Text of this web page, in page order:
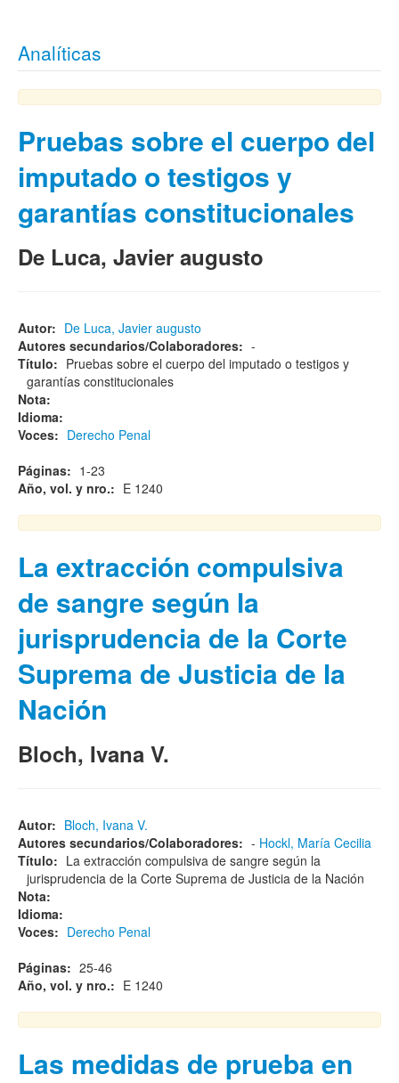
Analíticas
Pruebas sobre el cuerpo del
imputado o testigos y
garantías constitucionales
De Luca, Javier augusto
Autor: De Luca, Javier augusto
Autores secundarios/Colaboradores: -
Título: Pruebas sobre el cuerpo del imputado o testigos y
garantías constitucionales
Nota:
Idioma:
Voces: Derecho Penal
Páginas: 1-23
Año, vol. y nro.: E 1240
La extracción compulsiva
de sangre según la
jurisprudencia de la Corte
Suprema de Justicia de la
Nación
Bloch, Ivana V.
Autor: Bloch, Ivana V.
Autores secundarios/Colaboradores: - Hockl, María Cecilia
Título: La extracción compulsiva de sangre según la
jurisprudencia de la Corte Suprema de Justicia de la Nación
Nota:
Idioma:
Voces: Derecho Penal
Páginas: 25-46
Año, vol. y nro.: E 1240
Las medidas de prueba en